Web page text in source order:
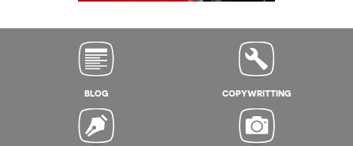
BLOG COPYWRITTING